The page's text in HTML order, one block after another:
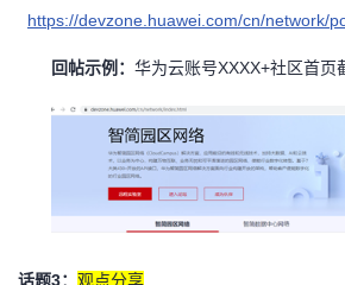
https://devzone.huawei.com/cn/network/
回帖示例： 华为云账号XXXX+社区首页
话题3： 观点分享